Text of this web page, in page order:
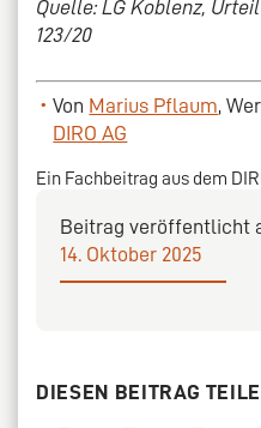
Quelle: LG Koblenz,
123/20
Von Marius Pflaum,
DIRO AG
Ein Fachbeitrag aus dem
Beitrag veröffentlicht
14. Oktober 2025
DIESEN BEITRAG